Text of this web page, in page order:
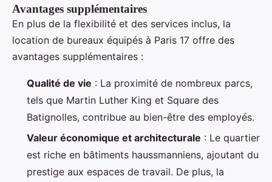
Avantages supplémentaires
En plus de la flexibilité et des services inclus, la
location de bureaux équipés à Paris 17 offre des
avantages supplémentaires :
Qualité de vie : La proximité de nombreux parcs,
tels que Martin Luther King et Square des
Batignolles, contribue au bien-être des employés.
Valeur économique et architecturale : Le quartier
est riche en bâtiments haussmanniens, ajoutant du
prestige aux espaces de travail. De plus, la